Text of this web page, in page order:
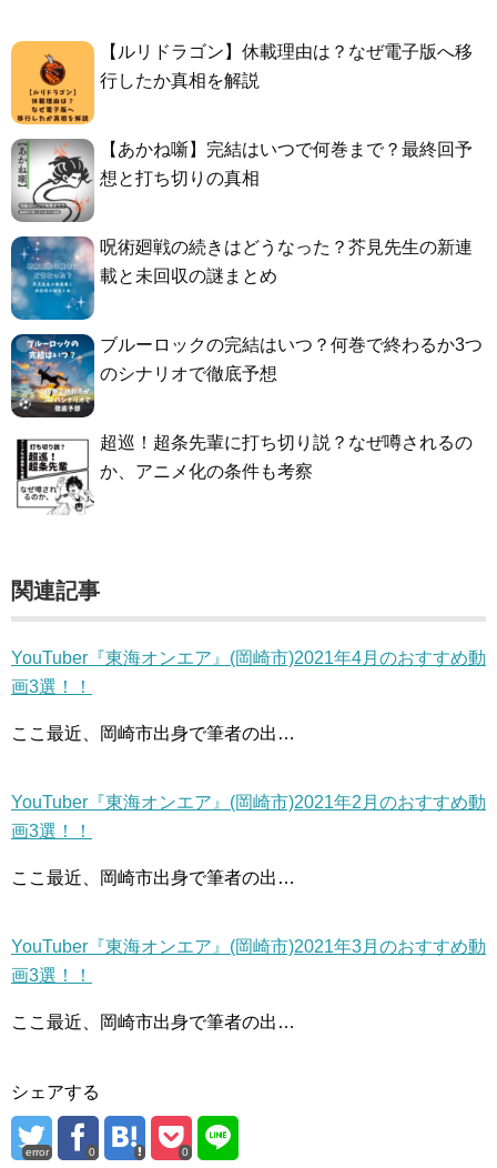
【ルリドラゴン】休載理由は？なぜ電子版へ移
行したか真相を解説
【あかね噺】完結はいつで何巻まで？最終回予
想と打ち切りの真相
呪術廻戦の続きはどうなった？芥見先生の新連
載と未回収の謎まとめ
ブルーロックの完結はいつ？何巻で終わるか3つ
のシナリオで徹底予想
超巡！超条先輩に打ち切り説？なぜ噂されるの
か、アニメ化の条件も考察
関連記事
YouTuber『東海オンエア』(岡崎市)2021年4月のおすすめ動
画3選！！
ここ最近、岡崎市出身で筆者の出…
YouTuber『東海オンエア』(岡崎市)2021年2月のおすすめ動
画3選！！
ここ最近、岡崎市出身で筆者の出…
YouTuber『東海オンエア』(岡崎市)2021年3月のおすすめ動
画3選！！
ここ最近、岡崎市出身で筆者の出…
シェアする
error 0 0